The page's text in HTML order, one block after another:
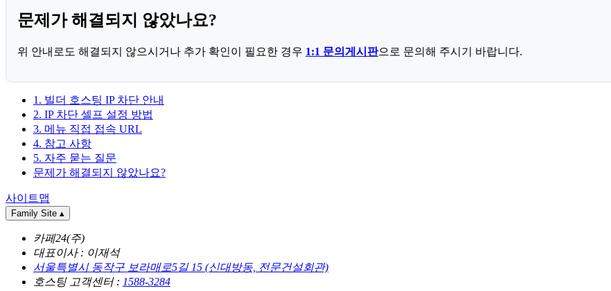
문제가 해결되지 않았나요?
위 안내로도 해결되지 않으시거나 추가 확인이 필요한 경우 1:1 문의게시판으로 문의해 주시기 바랍니다.
1. 빌더 호스팅 IP 차단 안내
2. IP 차단 셀프 설정 방법
3. 메뉴 직접 접속 URL
4. 참고 사항
5. 자주 묻는 질문
문제가 해결되지 않았나요?
사이트맵
Family Site ▴
카페24(주)
대표이사 : 이재석
서울특별시 동작구 보라매로5길 15 (신대방동, 전문건설회관)
호스팅 고객센터 : 1588-3284